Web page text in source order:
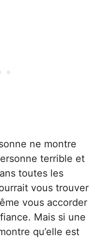
ne montre
terrible et
toutes les
vous trouver
vous accorder
Mais si une
qu’elle est